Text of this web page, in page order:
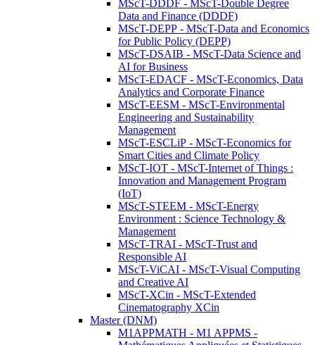
MScT-DDDF - MScT-Double Degree
Data and Finance (DDDF)
MScT-DEPP - MScT-Data and Economics
for Public Policy (DEPP)
MScT-DSAIB - MScT-Data Science and
AI for Business
MScT-EDACF - MScT-Economics, Data
Analytics and Corporate Finance
MScT-EESM - MScT-Environmental
Engineering and Sustainability
Management
MScT-ESCLiP - MScT-Economics for
Smart Cities and Climate Policy
MScT-IOT - MScT-Internet of Things :
Innovation and Management Program
(IoT)
MScT-STEEM - MScT-Energy
Environment : Science Technology &
Management
MScT-TRAI - MScT-Trust and
Responsible AI
MScT-ViCAI - MScT-Visual Computing
and Creative AI
MScT-XCin - MScT-Extended
Cinematography XCin
Master (DNM)
M1APPMATH - M1 APPMS -